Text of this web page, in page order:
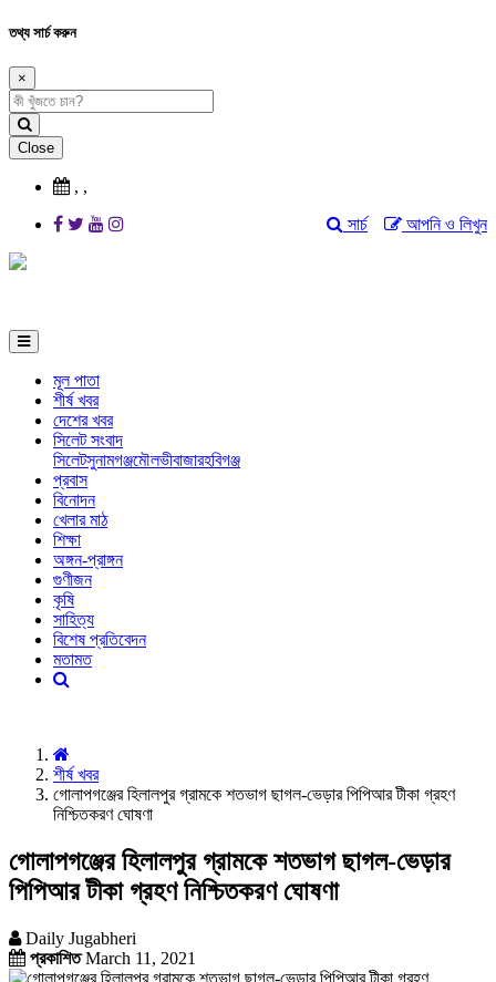
তথ্য সার্চ করুন
×
Close
, ,
আপনি ও লিখুন
সার্চ
মূল পাতা
শীর্ষ খবর
দেশের খবর
সিলেট সংবাদ
সিলেটসুনামগঞ্জমৌলভীবাজারহবিগঞ্জ
প্রবাস
বিনোদন
খেলার মাঠ
শিক্ষা
অঙ্গন-প্রাঙ্গন
গুণীজন
কৃষি
সাহিত্য
বিশেষ প্রতিবেদন
মতামত
শীর্ষ খবর
গোলাপগঞ্জের হিলালপুর গ্রামকে শতভাগ ছাগল-ভেড়ার পিপিআর টীকা গ্রহণ
নিশ্চিতকরণ ঘোষণা
গোলাপগঞ্জের হিলালপুর গ্রামকে শতভাগ ছাগল-ভেড়ার
পিপিআর টীকা গ্রহণ নিশ্চিতকরণ ঘোষণা
Daily Jugabheri
প্রকাশিতMarch 11, 2021